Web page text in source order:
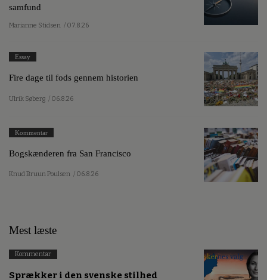
samfund
Marianne Stidsen / 07.8.26
Essay
Fire dage til fods gennem historien
Ulrik Søberg / 06.8.26
Kommentar
Bogskænderen fra San Francisco
Knud Bruun Poulsen / 06.8.26
Mest læste
Kommentar
Sprækker i den svenske stilhed